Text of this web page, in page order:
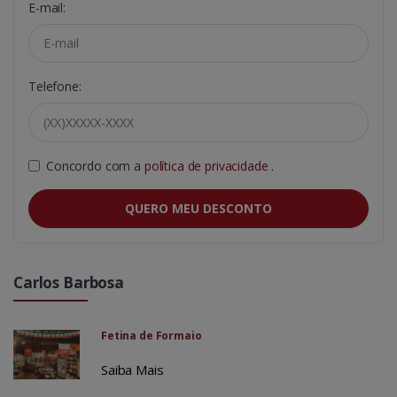
E-mail:
Telefone:
Concordo com a política de privacidade .
QUERO MEU DESCONTO
Carlos Barbosa
Fetina de Formaio
Saiba Mais